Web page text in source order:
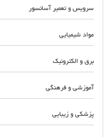
سرویس و تعمیر آسانسور
مواد شیمیایی
برق و الکترونیک
آموزشی و فرهنگی
پزشکی و زیبایی